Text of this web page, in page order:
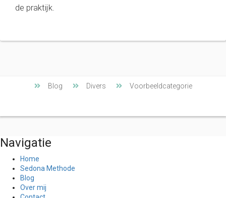
de praktijk.
Blog Divers Voorbeeldcategorie
Navigatie
Home
Sedona Methode
Blog
Over mij